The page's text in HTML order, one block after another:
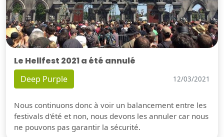
Le Hellfest 2021 a été annulé
Deep Purple 12/03/2021
Nous continuons donc à voir un balancement entre les
festivals d'été et non, nous devons les annuler car nous
ne pouvons pas garantir la sécurité.